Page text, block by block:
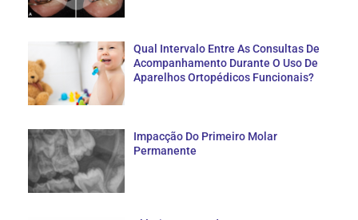
Qual Intervalo Entre As Consultas De
Acompanhamento Durante O Uso De
Aparelhos Ortopédicos Funcionais?
Impacção Do Primeiro Molar
Permanente